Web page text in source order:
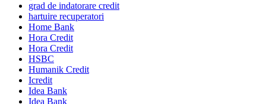
grad de indatorare credit
hartuire recuperatori
Home Bank
Hora Credit
Hora Credit
HSBC
Humanik Credit
Icredit
Idea Bank
Idea Bank